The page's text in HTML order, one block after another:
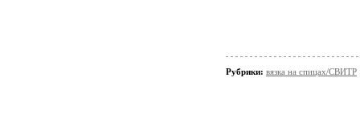
Рубрики: вязка на спицах/СВИТР